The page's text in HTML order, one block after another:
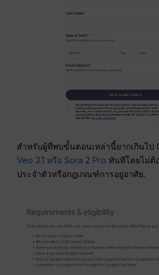
สำหรับผู้ที่พบขั้นตอนเหล่านี้ยากเกินไป
Veo 3.1 หรือ Sora 2 Pro ทันทีโดยไม่ต้
ประจำตัวหรือกฎเกณฑ์การอยู่อาศัย.